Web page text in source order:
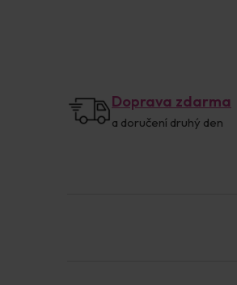
Doprava zdarma
a doručení druhý den